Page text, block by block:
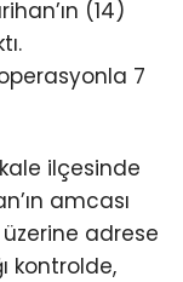
(14)
7
ilçesinde
amcası
üzerine adrese
kontrolde,